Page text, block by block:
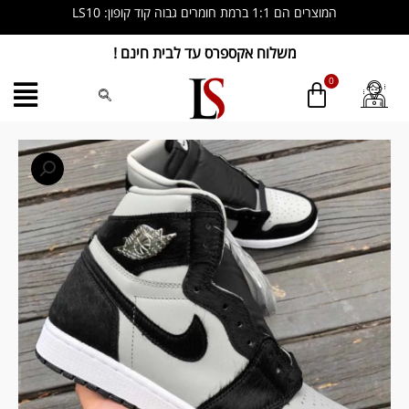
לתוכן
המוצרים הם 1:1 ברמת חומרים גבוה קוד קופון: LS10
משלוח אקספרס עד לבית חינם !
של
Nike
Air
Jordan
Retro
OG
Twist